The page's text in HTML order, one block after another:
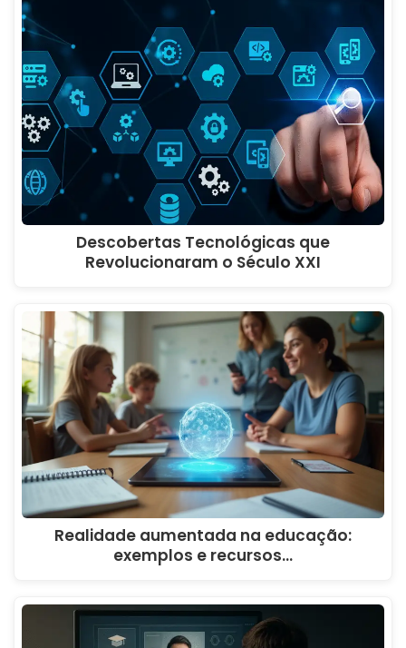
Descobertas Tecnológicas que
Revolucionaram o Século XXI
Realidade aumentada na educação:
exemplos e recursos…